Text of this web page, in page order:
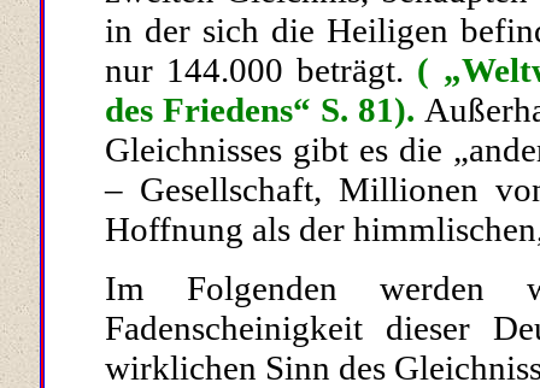
in der sich die Heiligen
nur 144.000 beträgt. (
des Friedens“ S. 81).
Gleichnisses gibt es die
– Gesellschaft, Millionen
Hoffnung als der
Im Folgenden werden
Fadenscheinigkeit dieser
wirklichen Sinn des